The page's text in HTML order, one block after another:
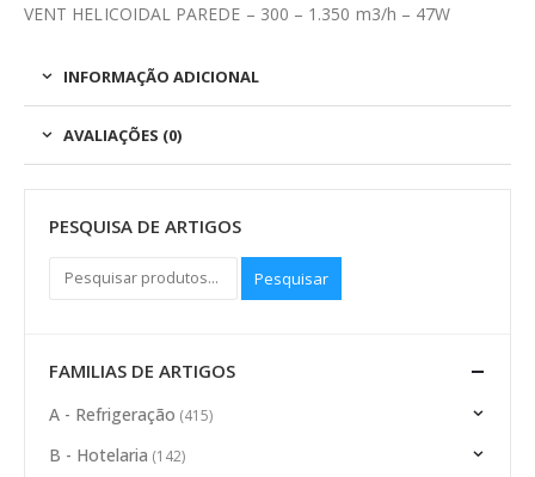
VENT HELICOIDAL PAREDE – 300 – 1.350 m3/h – 47W
INFORMAÇÃO ADICIONAL
AVALIAÇÕES (0)
PESQUISA DE ARTIGOS
Pesquisar
FAMILIAS DE ARTIGOS
A - Refrigeração (415)
B - Hotelaria (142)